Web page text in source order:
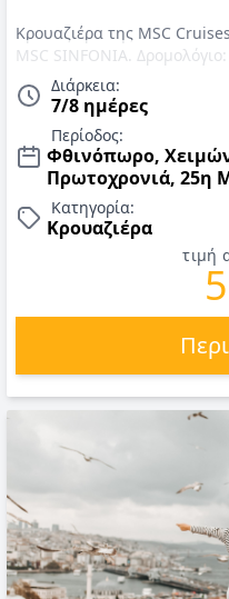
Κρουαζιέρα της MSC
MSC SINFONIA.
Κωνσταντινούπολη,
Κάθε Δευτέρα από 2
Διάρκεια:
7/8 ημέρες
Περίοδος:
Φθινόπωρο,
Πρωτοχρονιά, 25η
Κατηγορία:
Κρουαζιέρα
τιμή